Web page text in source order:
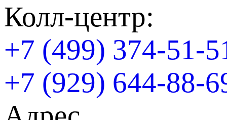
Колл-центр:
+7 (499) 374-51-
+7 (929) 644-88-